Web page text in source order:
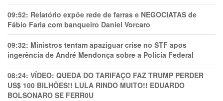
09:52: Relatório expõe rede de farras e NEGOCIATAS de
Fábio Faria com banqueiro Daniel Vorcaro
09:32: Ministros tentam apaziguar crise no STF apos
ingerência de André Mendonça sobre a Polícia Federal
08:24: VÍDEO: QUEDA DO TARIFAÇO FAZ TRUMP PERDER
US$ 100 BILHÕES!! LULA RINDO MUITO!! EDUARDO
BOLSONARO SE FERR0U